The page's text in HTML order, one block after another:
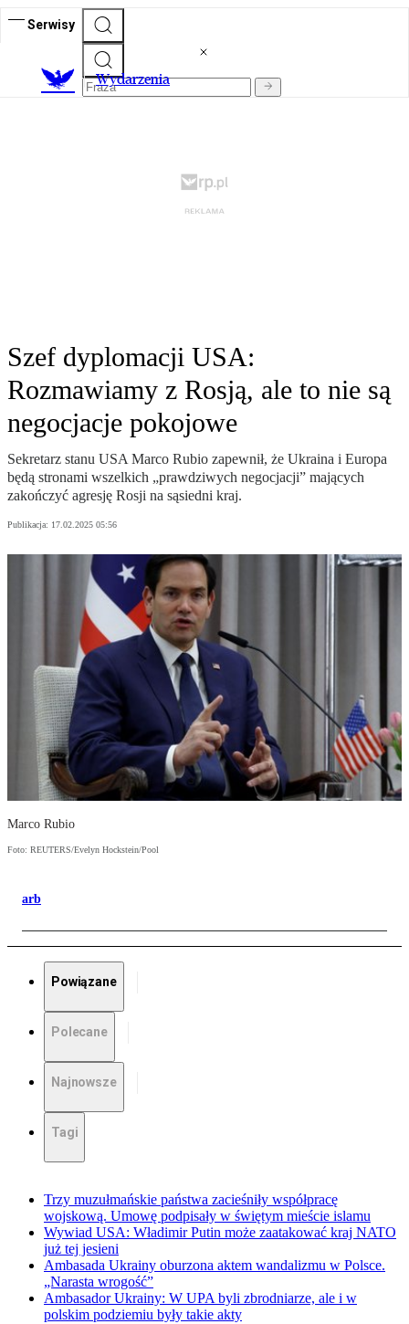
Serwisy
Wydarzenia
Szef dyplomacji USA:
Rozmawiamy z Rosją, ale to nie są
negocjacje pokojowe
Sekretarz stanu USA Marco Rubio zapewnił, że Ukraina i Europa
będą stronami wszelkich „prawdziwych negocjacji” mających
zakończyć agresję Rosji na sąsiedni kraj.
Publikacja: 17.02.2025 05:56
Marco Rubio
Foto: REUTERS/Evelyn Hockstein/Pool
arb
Powiązane
Polecane
Najnowsze
Tagi
Trzy muzułmańskie państwa zacieśniły współpracę
wojskową. Umowę podpisały w świętym mieście islamu
Wywiad USA: Władimir Putin może zaatakować kraj NATO
już tej jesieni
Ambasada Ukrainy oburzona aktem wandalizmu w Polsce.
„Narasta wrogość”
Ambasador Ukrainy: W UPA byli zbrodniarze, ale i w
polskim podziemiu były takie akty